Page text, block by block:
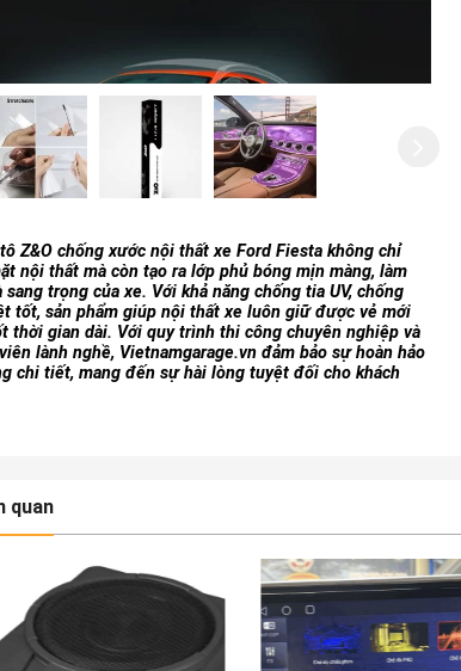
Z&O chống xước nội thất xe Ford Fiesta không chỉ
nội thất mà còn tạo ra lớp phủ bóng mịn màng, làm
trọng của xe. Với khả năng chống tia UV, chống
tốt, sản phẩm giúp nội thất xe luôn giữ được vẻ mới
thời gian dài. Với quy trình thi công chuyên nghiệp và
lành nghề, Vietnamgarage.vn đảm bảo sự hoàn hảo
chi tiết, mang đến sự hài lòng tuyệt đối cho khách
quan